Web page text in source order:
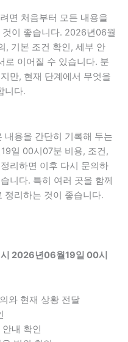
면 처음부터 모든 내용을
이 좋습니다. 2026년06월
, 기본 조건 확인, 세부 안
로 이어질 수 있습니다. 분
만, 현재 단계에서 무엇을
니다.
내용을 간단히 기록해 두는
일 00시07분 비용, 조건,
리하면 이후 다시 문의하
니다. 특히 여러 곳을 함께
정리하는 것이 좋습니다.
2026년06월19일 00시
와 현재 상황 전달
내 확인